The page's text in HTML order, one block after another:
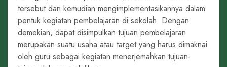
tersebut dan kemudian mengimplementasikannya dalam
pentuk kegiatan pembelajaran di sekolah. Dengan
demekian, dapat disimpulkan tujuan pembelajaran
merupakan suatu usaha atau target yang harus dimaknai
oleh guru sebagai kegiatan menerjemahkan tujuan-